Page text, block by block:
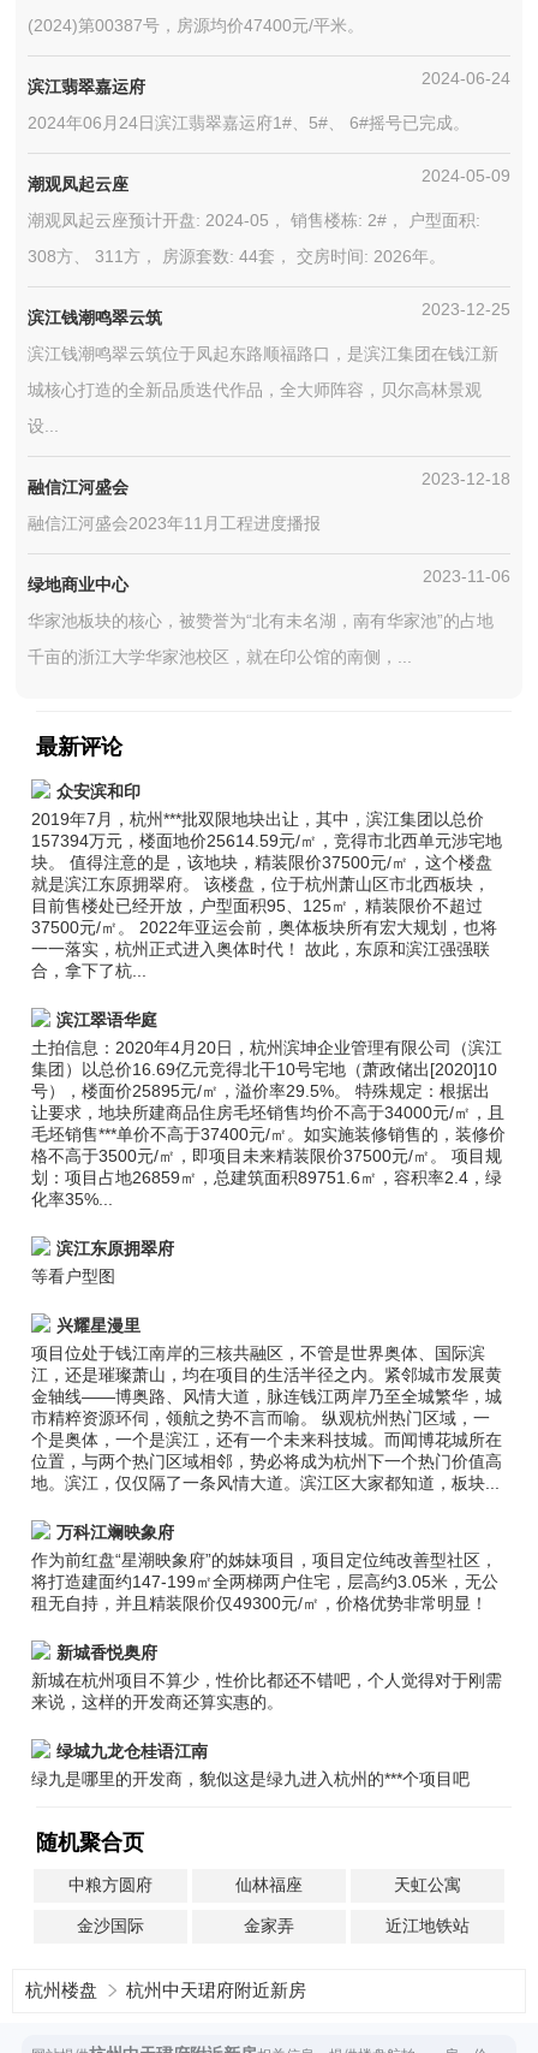
(2024)第00387号，房源均价47400元/平米。
滨江翡翠嘉运府 2024-06-24
2024年06月24日滨江翡翠嘉运府1#、5#、 6#摇号已完成。
潮观凤起云座 2024-05-09
潮观凤起云座预计开盘: 2024-05， 销售楼栋: 2#， 户型面积:
308方、 311方， 房源套数: 44套， 交房时间: 2026年。
滨江钱潮鸣翠云筑 2023-12-25
滨江钱潮鸣翠云筑位于凤起东路顺福路口，是滨江集团在钱江新
城核心打造的全新品质迭代作品，全大师阵容，贝尔高林景观
设...
融信江河盛会 2023-12-18
融信江河盛会2023年11月工程进度播报
绿地商业中心 2023-11-06
华家池板块的核心，被赞誉为“北有未名湖，南有华家池”的占地
千亩的浙江大学华家池校区，就在印公馆的南侧，...
最新评论
众安滨和印
2019年7月，杭州***批双限地块出让，其中，滨江集团以总价
157394万元，楼面地价25614.59元/㎡，竞得市北西单元涉宅地
块。 值得注意的是，该地块，精装限价37500元/㎡，这个楼盘
就是滨江东原拥翠府。 该楼盘，位于杭州萧山区市北西板块，
目前售楼处已经开放，户型面积95、125㎡，精装限价不超过
37500元/㎡。 2022年亚运会前，奥体板块所有宏大规划，也将
一一落实，杭州正式进入奥体时代！ 故此，东原和滨江强强联
合，拿下了杭...
滨江翠语华庭
土拍信息：2020年4月20日，杭州滨坤企业管理有限公司（滨江
集团）以总价16.69亿元竞得北干10号宅地（萧政储出[2020]10
号），楼面价25895元/㎡，溢价率29.5%。 特殊规定：根据出
让要求，地块所建商品住房毛坯销售均价不高于34000元/㎡，且
毛坯销售***单价不高于37400元/㎡。如实施装修销售的，装修价
格不高于3500元/㎡，即项目未来精装限价37500元/㎡。 项目规
划：项目占地26859㎡，总建筑面积89751.6㎡，容积率2.4，绿
化率35%...
滨江东原拥翠府
等看户型图
兴耀星漫里
项目位处于钱江南岸的三核共融区，不管是世界奥体、国际滨
江，还是璀璨萧山，均在项目的生活半径之内。紧邻城市发展黄
金轴线——博奥路、风情大道，脉连钱江两岸乃至全城繁华，城
市精粹资源环伺，领航之势不言而喻。 纵观杭州热门区域，一
个是奥体，一个是滨江，还有一个未来科技城。而闻博花城所在
位置，与两个热门区域相邻，势必将成为杭州下一个热门价值高
地。滨江，仅仅隔了一条风情大道。滨江区大家都知道，板块...
万科江斓映象府
作为前红盘“星潮映象府”的姊妹项目，项目定位纯改善型社区，
将打造建面约147-199㎡全两梯两户住宅，层高约3.05米，无公
租无自持，并且精装限价仅49300元/㎡，价格优势非常明显！
新城香悦奥府
新城在杭州项目不算少，性价比都还不错吧，个人觉得对于刚需
来说，这样的开发商还算实惠的。
绿城九龙仓桂语江南
绿九是哪里的开发商，貌似这是绿九进入杭州的***个项目吧
随机聚合页
中粮方圆府 仙林福座 天虹公寓
金沙国际 金家弄 近江地铁站
杭州楼盘 杭州中天珺府附近新房